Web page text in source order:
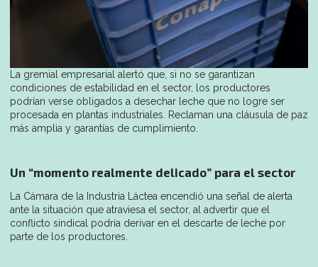
La gremial empresarial alertó que, si no se garantizan
condiciones de estabilidad en el sector, los productores
podrían verse obligados a desechar leche que no logre ser
procesada en plantas industriales. Reclaman una cláusula de paz
más amplia y garantías de cumplimiento.
Un “momento realmente delicado” para el sector
La Cámara de la Industria Láctea encendió una señal de alerta
ante la situación que atraviesa el sector, al advertir que el
conflicto sindical podría derivar en el descarte de leche por
parte de los productores.